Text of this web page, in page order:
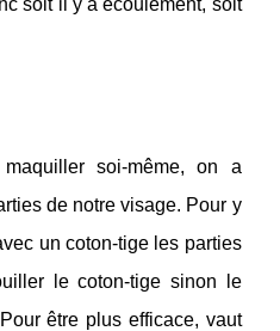
soi-même, on a
de notre visage. Pour y
un coton-tige les parties
le coton-tige sinon le
être plus efficace, vaut